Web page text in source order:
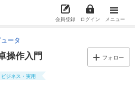
会員登録 ログイン メニュー
ータ
操作入門 フォロー
ビジネス・実用